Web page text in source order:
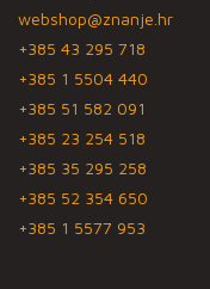
webshop@znanje.hr
+385 43 295 718
+385 1 5504 440
+385 51 582 091
+385 23 254 518
+385 35 295 258
+385 52 354 650
+385 1 5577 953